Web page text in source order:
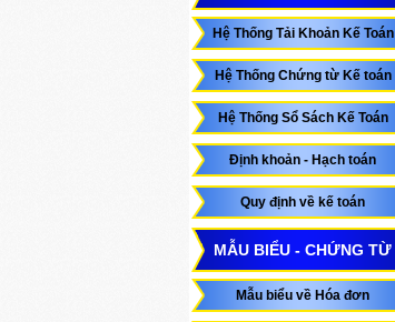
Hệ Thống Tải Khoản Kế Toán
Hệ Thống Chứng từ Kế toán
Hệ Thống Sổ Sách Kế Toán
Định khoản - Hạch toán
Quy định về kế toán
MẪU BIỂU - CHỨNG TỪ
Mẫu biểu về Hóa đơn